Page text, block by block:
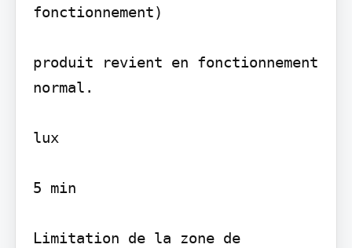
fonctionnement)
produit revient en fonctionnement
normal.
lux
5 min
Limitation de la zone de